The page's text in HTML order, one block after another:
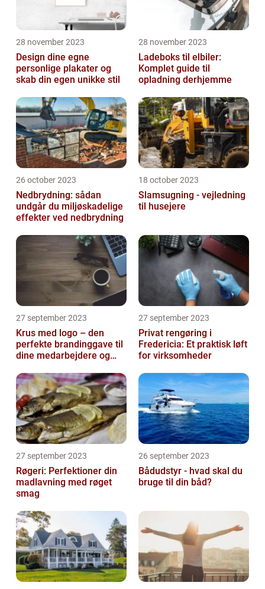
28 november 2023
Design dine egne
personlige plakater og
skab din egen unikke stil
28 november 2023
Ladeboks til elbiler:
Komplet guide til
opladning derhjemme
26 october 2023
Nedbrydning: sådan
undgår du miljøskadelige
effekter ved nedbrydning
18 october 2023
Slamsugning - vejledning
til husejere
27 september 2023
Krus med logo – den
perfekte brandinggave til
dine medarbejdere og
27 september 2023
Privat rengøring i
Fredericia: Et praktisk løft
for virksomheder
27 september 2023
Røgeri: Perfektioner din
madlavning med røget
smag
26 september 2023
Bådudstyr - hvad skal du
bruge til din båd?